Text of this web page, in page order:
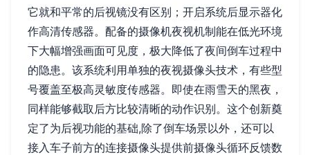
它就和平常的后视镜没有区别；开启系统后显示器化
作高清传感器。配备的摄像机夜视机制能在低光环境
下大幅增强画面可见度，极大降低了夜间倒车过程中
的隐患。该系统利用单独的夜视摄像头技术，有些型
号覆盖至极高灵敏度传感器。即使在雨雪天的黑夜，
同样能够截取后方比较清晰的动作识别。这个创新奠
定了为后视功能的基础,除了倒车场景以外，还可以
接入车子前方的连接摄像头提供前摄像头循环反馈数